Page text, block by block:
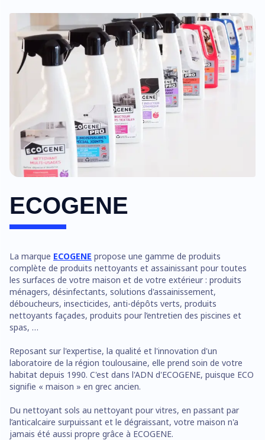
ECOGENE
La marque ECOGENE propose une gamme de produits
complète de produits nettoyants et assainissant pour toutes
les surfaces de votre maison et de votre extérieur : produits
ménagers, désinfectants, solutions d'assainissement,
déboucheurs, insecticides, anti-dépôts verts, produits
nettoyants façades, produits pour l’entretien des piscines et
spas, …
Reposant sur l'expertise, la qualité et l'innovation d'un
laboratoire de la région toulousaine, elle prend soin de votre
habitat depuis 1990. C'est dans l'ADN d'ECOGENE, puisque ECO
signifie « maison » en grec ancien.
Du nettoyant sols au nettoyant pour vitres, en passant par
l’anticalcaire surpuissant et le dégraissant, votre maison n'a
jamais été aussi propre grâce à ECOGENE.